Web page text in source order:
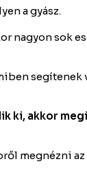
a gyász.
nagyon sok
ki, akkor
megnézni